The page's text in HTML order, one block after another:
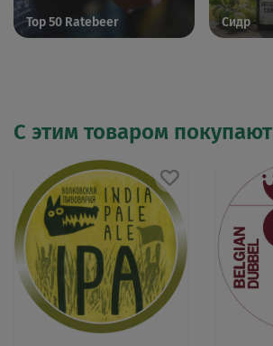
Top 50 Ratebeer Сидр
С этим товаром покупают